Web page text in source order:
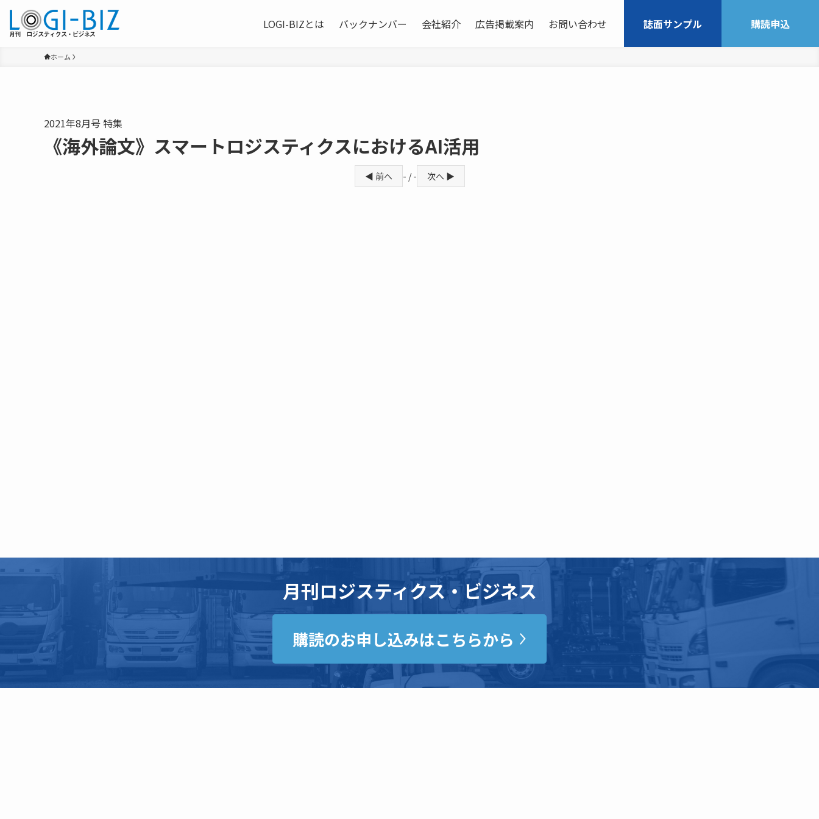
LOGI-BIZとは バックナンバー 会社紹介 広告掲載案内 お問い合わせ 誌面サンプル 購読申込
ホーム
2021年8月号 特集
《海外論文》スマートロジスティクスにおけるAI活用
◀ 前へ - / - 次へ ▶
月刊ロジスティクス・ビジネス
購読のお申し込みはこちらから